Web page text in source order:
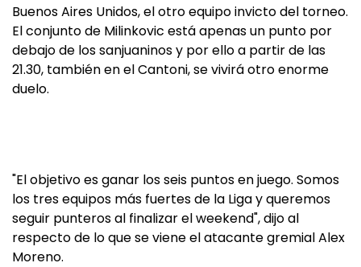
Buenos Aires Unidos, el otro equipo invicto del torneo.
El conjunto de Milinkovic está apenas un punto por
debajo de los sanjuaninos y por ello a partir de las
21.30, también en el Cantoni, se vivirá otro enorme
duelo.
"El objetivo es ganar los seis puntos en juego. Somos
los tres equipos más fuertes de la Liga y queremos
seguir punteros al finalizar el weekend", dijo al
respecto de lo que se viene el atacante gremial Alex
Moreno.